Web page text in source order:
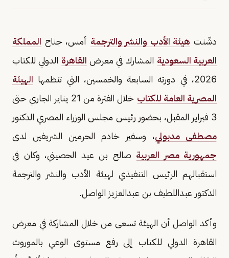
دشّنت هيئة الأدب والنشر والترجمة أمس، جناح المملكة
العربية السعودية المشارك في معرض القاهرة الدولي للكتاب
2026، في دورته السابعة والخمسين، التي تنظمها
الهيئة
المصرية العامة للكتاب
خلال الفترة من 21 يناير الجاري حتى
3 فبراير المقبل، بحضور رئيس مجلس الوزراء المصري الدكتور
مصطفى مدبولي، وسفير خادم الحرمين الشريفين لدى
جمهورية مصر العربية صالح بن عيد الحصيني، وكان في
استقبالهم الرئيس التنفيذي لهيئة الأدب والنشر والترجمة
الدكتور عبداللطيف بن عبدالعزيز الواصل.
وأكد الواصل أن الهيئة تسعى من خلال المشاركة في معرض
القاهرة الدولي للكتاب إلى رفع مستوى الوعي بالموروث